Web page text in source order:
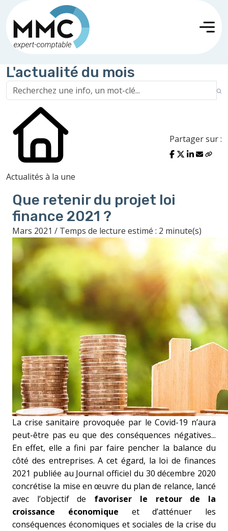
L'actualité du mois
Actualités à la une
Partager sur :
Que retenir du projet loi
finance 2021 ?
Mars 2021 / Temps de lecture estimé : 2 minute(s)
La crise sanitaire provoquée par le Covid-19 n’aura
peut-être pas eu que des conséquences négatives...
En effet, elle a fini par faire pencher la balance du
côté des entreprises. A cet égard, la loi de finances
2021 publiée au Journal officiel du 30 décembre 2020
concrétise la mise en œuvre du plan de relance, lancé
avec l’objectif de favoriser le retour de la
croissance économique et d’atténuer les
conséquences économiques et sociales de la crise du